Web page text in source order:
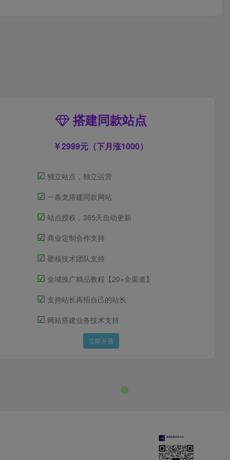
搭建同款站点
2999元（下月涨1000）
☑ 独立站点，独立运营
☑ 一条龙搭建同款网站
☑ 站点授权，365天自动更新
☑ 商业定制合作支持
☑ 硬核技术团队支持
☑ 全域推广精品教程【20+全渠道】
☑ 支持站长再招自己的站长
☑ 网站搭建业务技术支持
立即开通